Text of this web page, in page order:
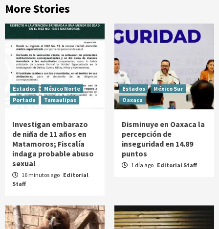
More Stories
Estados
México Norte
Portada
Tamaulipas
Investigan embarazo
de niña de 11 años en
Matamoros; Fiscalía
indaga probable abuso
sexual
16 minutos ago Editorial
Staff
Estados
México Sur
Oaxaca
Disminuye en Oaxaca la
percepción de
inseguridad en 14.89
puntos
1 día ago Editorial Staff